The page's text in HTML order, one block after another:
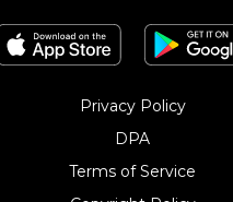
Privacy Policy
DPA
Terms of Service